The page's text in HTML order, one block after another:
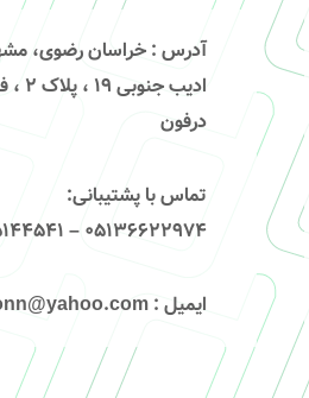
آدرس: خراسان رضوی،
درفون
تماس با پشتیبانی:
۰۵۱۳۶۶۲۲۹۷۴ – 09365144541
ایمیل : doorphonn@yahoo.com